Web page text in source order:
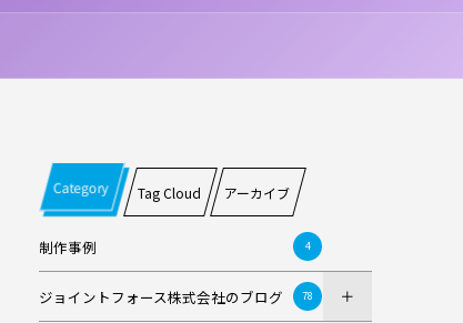
Category Tag Cloud アーカイブ
制作事例 4
ジョイントフォース株式会社のブログ 78